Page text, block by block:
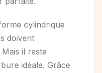
cylindrique
doivent
il reste
idéale. Grâce